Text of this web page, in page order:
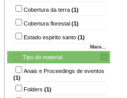
Cobertura da terra (1)
Cobertura florestal (1)
Estado espirito santo (1)
Mais...
Tipo do material
Anais e Proceedings de eventos
(1)
Folders (1)